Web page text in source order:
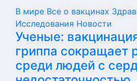
В мире Все о вакцинах
Исследования Новости
Ученые:
гриппа сокращает
среди людей с